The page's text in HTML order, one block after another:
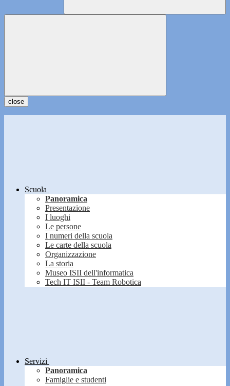
close
Scuola
Panoramica
Presentazione
I luoghi
Le persone
I numeri della scuola
Le carte della scuola
Organizzazione
La storia
Museo ISII dell'informatica
Tech IT ISII - Team Robotica
Servizi
Panoramica
Famiglie e studenti